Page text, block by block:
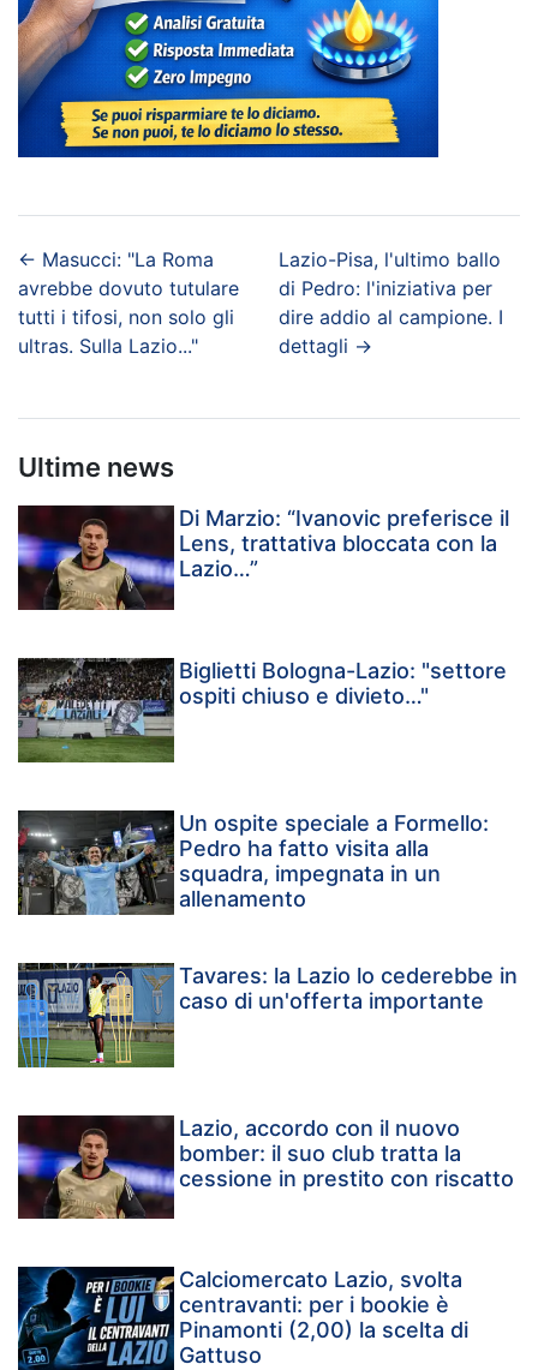
← Masucci: "La Roma
avrebbe dovuto tutulare
tutti i tifosi, non solo gli
ultras. Sulla Lazio..."
Lazio-Pisa, l'ultimo ballo
di Pedro: l'iniziativa per
dire addio al campione. I
dettagli →
Ultime news
Di Marzio: “Ivanovic preferisce il
Lens, trattativa bloccata con la
Lazio…”
Biglietti Bologna-Lazio: "settore
ospiti chiuso e divieto…"
Un ospite speciale a Formello:
Pedro ha fatto visita alla
squadra, impegnata in un
allenamento
Tavares: la Lazio lo cederebbe in
caso di un'offerta importante
Lazio, accordo con il nuovo
bomber: il suo club tratta la
cessione in prestito con riscatto
Calciomercato Lazio, svolta
centravanti: per i bookie è
Pinamonti (2,00) la scelta di
Gattuso